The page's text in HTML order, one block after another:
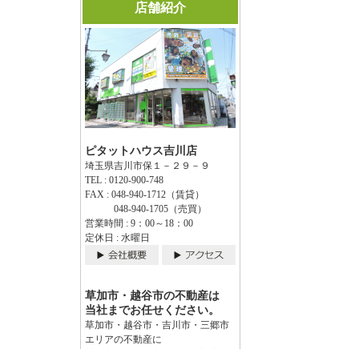
店舗紹介
ピタットハウス吉川店
埼玉県吉川市保１－２９－９
TEL : 0120-900-748
FAX : 048-940-1712（賃貸）
048-940-1705（売買）
営業時間 : 9：00～18：00
定休日 : 水曜日
草加市・越谷市の不動産は
当社までお任せください。
草加市・越谷市・吉川市・三郷市
エリアの不動産に